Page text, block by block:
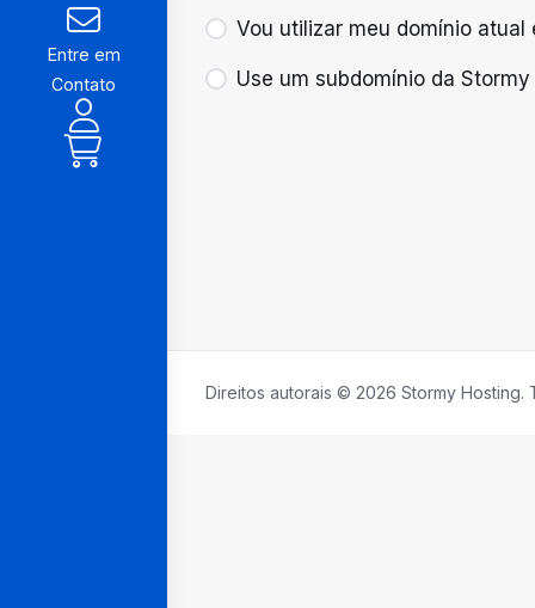
Entre em
Contato
Vou utilizar meu domínio
Use um subdomínio da
Direitos autorais © 2026 Stormy